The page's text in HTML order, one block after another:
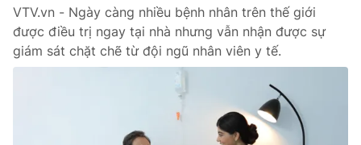
Hậu trường
Nhân vật
Giải trí
Điện ảnh
Đời sống
VTV.vn - Ngày càng nhiều bệnh nhân trên thế giới
được điều trị ngay tại nhà nhưng vẫn nhận được sự
giám sát chặt chẽ từ đội ngũ nhân viên y tế.